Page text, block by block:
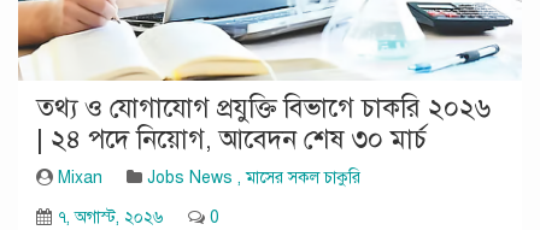
তথ্য ও যোগাযোগ প্রযুক্তি বিভাগে চাকরি ২০২৬
| ২৪ পদে নিয়োগ, আবেদন শেষ ৩০ মার্চ
Mixan Jobs News ,মাসের সকল চাকুরি
৭, অগাস্ট, ২০২৬
0